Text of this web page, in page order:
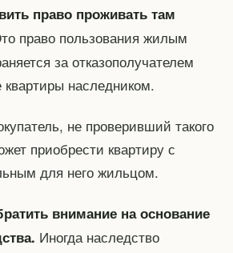
право проживать там
право пользования жилым
за отказополучателем
наследником.
не проверивший такого
приобрести квартиру с
для него жильцом.
внимание на основание
Иногда наследство